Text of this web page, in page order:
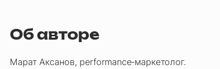
Об авторе
Марат Аксанов, performance‑маркетолог.